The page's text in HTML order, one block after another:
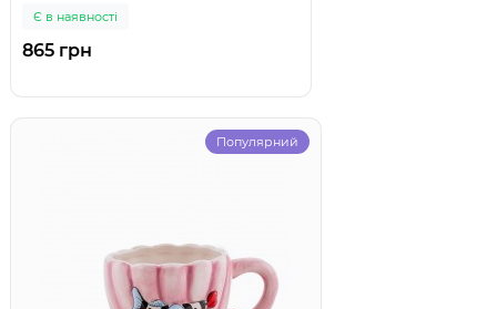
Є в наявності
865 грн
Популярний